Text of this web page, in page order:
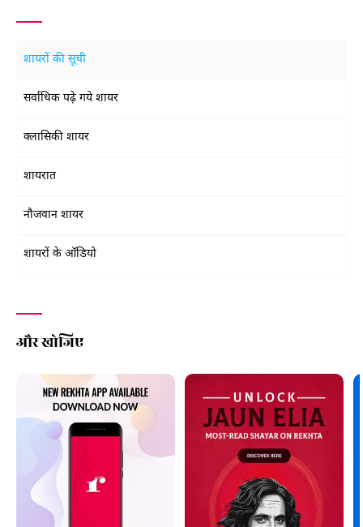
शायरों की सूची
सर्वाधिक पढ़े गये शायर
क्लासिकी शायर
शायरात
नौजवान शायर
शायरों के ऑडियो
और खोजिए